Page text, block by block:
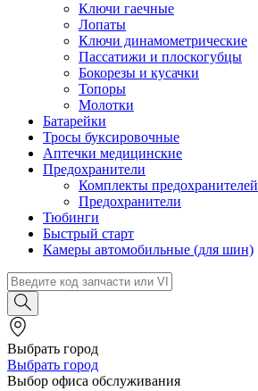
Ключи гаечные
Лопаты
Ключи динамометрические
Пассатижи и плоскогубцы
Бокорезы и кусачки
Топоры
Молотки
Батарейки
Тросы буксировочные
Аптечки медицинские
Предохранители
Комплекты предохранителей
Предохранители
Тюбинги
Быстрый старт
Камеры автомобильные (для шин)
Выбрать город
Выбрать город
Выбор офиса обслуживания